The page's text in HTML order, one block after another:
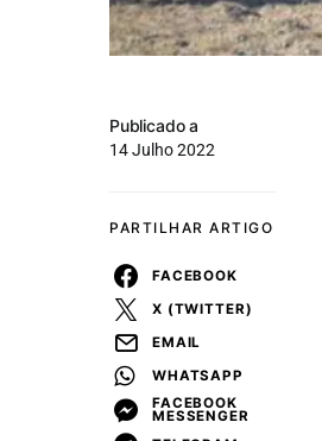
Publicado a
14 Julho 2022
PARTILHAR ARTIGO
FACEBOOK
X (TWITTER)
EMAIL
WHATSAPP
FACEBOOK
MESSENGER